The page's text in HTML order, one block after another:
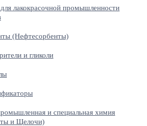
лакокрасочной промышленности
(Нефтесорбенты)
и гликоли
и специальная химия
и Щелочи)